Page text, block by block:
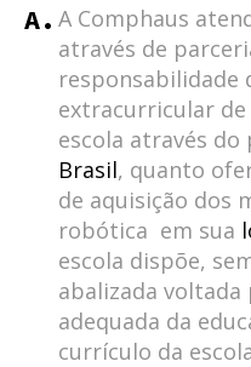
A. A Comphaus
através de
responsabilidade
extracurricular
escola através do
Brasil, quanto
de aquisição dos
robótica em sua
escola dispõe,
abalizada
adequada da
currículo da